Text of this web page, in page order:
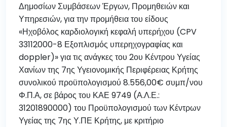
Δημοσίων Συμβάσεων Έργων, Προμηθειών και
Υπηρεσιών, για την προμήθεια του είδους
«Ηχοβόλος καρδιολογική κεφαλή υπερήχου (CPV
33112000-8 Εξοπλισμός υπερηχογραφίας και
doppler)» για τις ανάγκες του 2ου Κέντρου Υγείας
Χανίων της 7ης Υγειονομικής Περιφέρειας Κρήτης
συνολικού προϋπολογισμού 8.556,00€ συμπ/νου
Φ.Π.Α, σε βάρος του ΚΑΕ 9749 (Α.Λ.Ε.:
31201890000) του Προϋπολογισμού των Κέντρων
Υγείας της 7ης Υ.ΠΕ Κρήτης, με κριτήριο